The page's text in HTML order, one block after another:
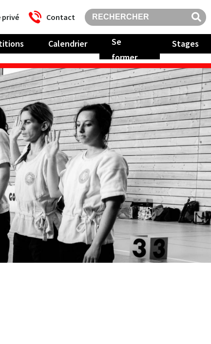
privé Contact
Calendrier
Se
former
Stages